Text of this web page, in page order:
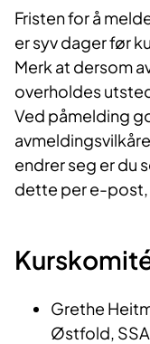
Fristen for å
er syv dager før
Merk at dersom
overholdes
Ved påmelding
endrer seg er du
dette per e-post,
Grethe
Østfold,